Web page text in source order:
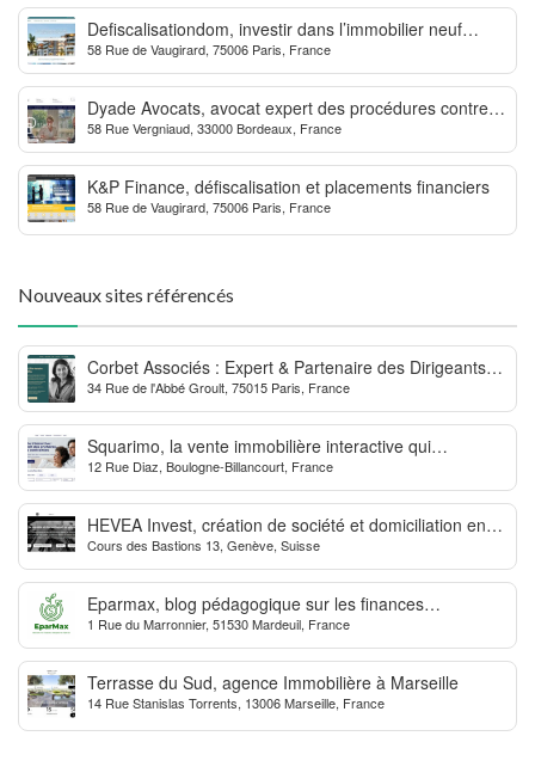
Defiscalisationdom, investir dans l’immobilier neuf
Outre-mer
58 Rue de Vaugirard, 75006 Paris, France
Dyade Avocats, avocat expert des procédures contre la
MDPH
58 Rue Vergniaud, 33000 Bordeaux, France
K&P Finance, défiscalisation et placements financiers
58 Rue de Vaugirard, 75006 Paris, France
Nouveaux sites référencés
Corbet Associés : Expert & Partenaire des Dirigeants
d’Entreprise
34 Rue de l'Abbé Groult, 75015 Paris, France
Squarimo, la vente immobilière interactive qui
dynamise les transactions
12 Rue Diaz, Boulogne-Billancourt, France
HEVEA Invest, création de société et domiciliation en
Suisse
Cours des Bastions 13, Genève, Suisse
Eparmax, blog pédagogique sur les finances
personnelles
1 Rue du Marronnier, 51530 Mardeuil, France
Terrasse du Sud, agence Immobilière à Marseille
14 Rue Stanislas Torrents, 13006 Marseille, France